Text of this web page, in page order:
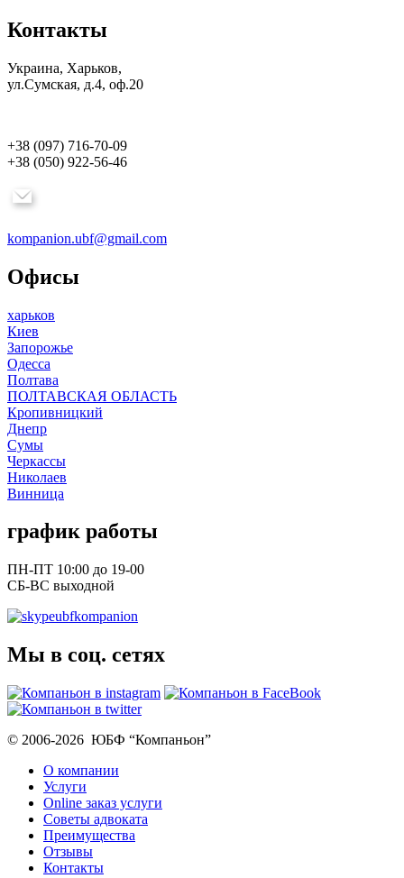
Контакты
Украина, Харьков,
ул.Сумская, д.4, оф.20
+38 (097) 716-70-09
+38 (050) 922-56-46
kompanion.ubf@gmail.com
Офисы
харьков
Киев
Запорожье
Одесса
Полтава
ПОЛТАВСКАЯ ОБЛАСТЬ
Кропивницкий
Днепр
Сумы
Черкассы
Николаев
Винница
график работы
ПН-ПТ 10:00 до 19-00
СБ-ВС выходной
ubfkompanion
Мы в соц. сетях
© 2006-2026 ЮБФ “Компаньон”
О компании
Услуги
Online заказ услуги
Советы адвоката
Преимущества
Отзывы
Контакты